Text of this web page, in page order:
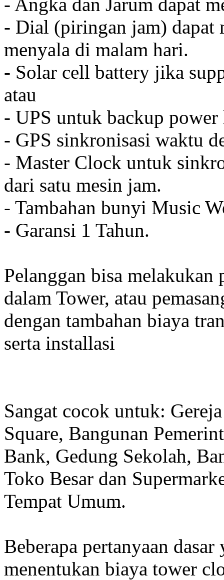
- Dial (piringan jam) dapat
menyala di malam hari.
- Solar cell battery jika
atau
- UPS untuk backup
- GPS sinkronisasi waktu
- Master Clock untuk
dari satu mesin jam.
- Tambahan bunyi Music
- Garansi 1 Tahun.
Pelanggan bisa melakukan
dalam Tower, atau
dengan tambahan biaya
serta installasi
Sangat cocok untuk:
Square, Bangunan
Bank, Gedung Sekolah,
Toko Besar dan
Tempat Umum.
Beberapa pertanyaan
menentukan biaya tower